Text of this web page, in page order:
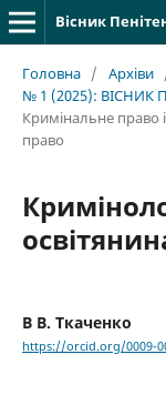
Вісник
Головна / Архіви
№ 1 (2025): ВІСНИК
Кримінальне право
право
В В. Ткаченко
https://orcid.org/0009-